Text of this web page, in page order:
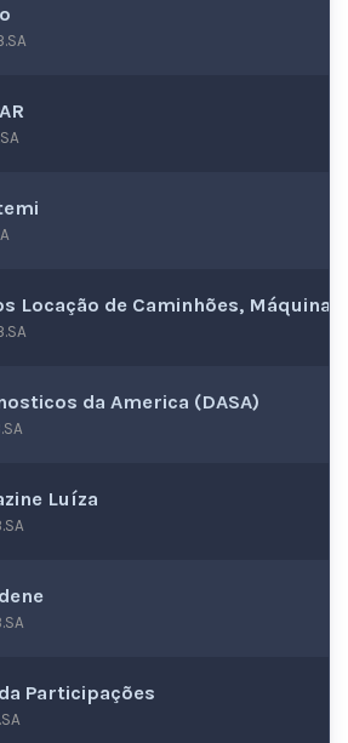
Locação de Caminhões,
da America (DASA)
Luíza
Participações